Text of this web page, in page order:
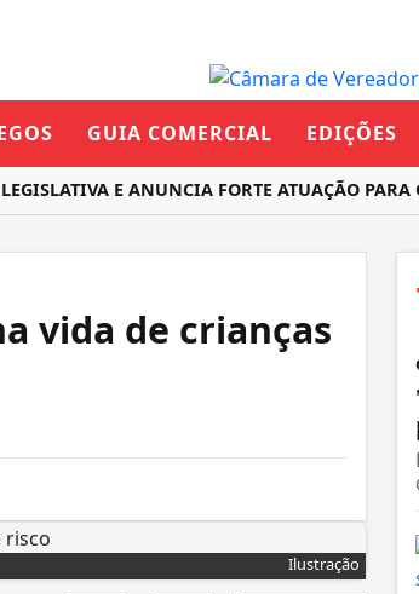
GUIA COMERCIAL EDIÇÕES
E ANUNCIA FORTE ATUAÇÃO
vida de crianças
Ilustração